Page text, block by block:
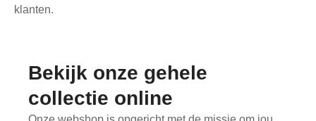
klanten.
Bekijk onze gehele
collectie online